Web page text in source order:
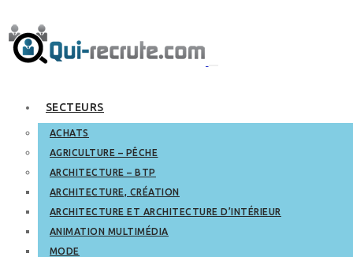
SECTEURS
ACHATS
AGRICULTURE – PÊCHE
ARCHITECTURE – BTP
ARCHITECTURE, CRÉATION
ARCHITECTURE ET ARCHITECTURE D’INTÉRIEUR
ANIMATION MULTIMÉDIA
MODE